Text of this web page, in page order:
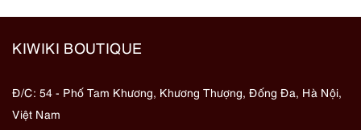
KIWIKI BOUTIQUE
Đ/C: 54 - Phố Tam Khương, Khương Thượng, Đống Đa, Hà Nội,
Việt Nam